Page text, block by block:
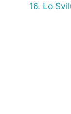
Prossimo16. Lo